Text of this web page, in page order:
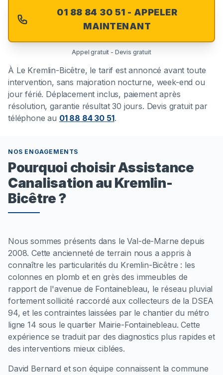
01 88 84 30 51 - APPELER
MAINTENANT
Appel gratuit - Devis gratuit
À Le Kremlin-Bicêtre, le tarif est annoncé avant toute
intervention, sans majoration nocturne, week-end ou
jour férié. Déplacement inclus, paiement après
résolution, garantie résultat 30 jours. Devis gratuit par
téléphone au 01 88 84 30 51.
NOS ENGAGEMENTS
Pourquoi choisir Assistance
Canalisation au Kremlin-
Bicêtre ?
Nous sommes présents dans le Val-de-Marne depuis
2008. Cette ancienneté de terrain nous a appris à
connaître les particularités du Kremlin-Bicêtre : les
colonnes en plomb et en grès des immeubles de
rapport de l'avenue de Fontainebleau, le réseau pluvial
fortement sollicité raccordé aux collecteurs de la DSEA
94, et les contraintes laissées par le chantier du métro
ligne 14 sous le quartier Mairie-Fontainebleau. Cette
expérience se traduit par des diagnostics plus rapides et
des interventions mieux ciblées.
David Bernard et son équipe connaissent la commune